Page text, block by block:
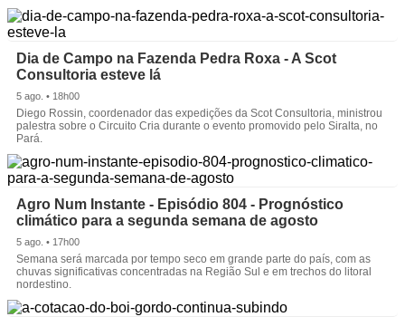
Dia de Campo na Fazenda Pedra Roxa - A Scot
Consultoria esteve lá
5 ago. • 18h00
Diego Rossin, coordenador das expedições da Scot Consultoria, ministrou
palestra sobre o Circuito Cria durante o evento promovido pelo Siralta, no
Pará.
Agro Num Instante - Episódio 804 - Prognóstico
climático para a segunda semana de agosto
5 ago. • 17h00
Semana será marcada por tempo seco em grande parte do país, com as
chuvas significativas concentradas na Região Sul e em trechos do litoral
nordestino.